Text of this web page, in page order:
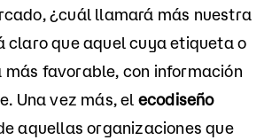
¿cuál llamará más nuestra
claro que aquel cuya etiqueta o
más favorable, con información
Una vez más, el ecodiseño
aquellas organizaciones que